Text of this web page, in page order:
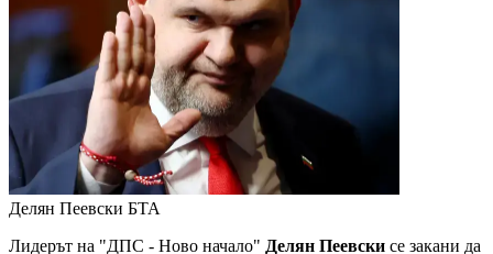
Делян Пеевски БТА
Лидерът на "ДПС - Ново начало" Делян Пеевски се закани да